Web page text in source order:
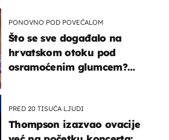
PONOVNO POD POVEĆALOM
Što se sve događalo na
hrvatskom otoku pod
osramoćenim glumcem?
PRED 20 TISUĆA LJUDI
Thompson izazvao ovacije